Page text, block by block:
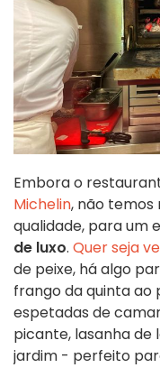
Embora o
Michelin, não temos
qualidade, para um
de luxo. Quer seja
de peixe, há algo
frango da quinta
espetadas de
picante, lasanha de
jardim - perfeito